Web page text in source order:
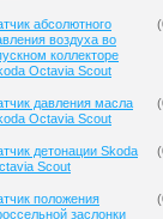
абсолютного
воздуха во
коллекторе
Octavia Scout
(
давления масла
Octavia Scout
(
детонации Skoda
Scout
(
положения
заслонки
(